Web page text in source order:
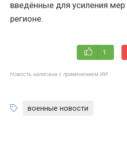
введённые для усиления
регионе.
1
Новость написана с применением ИИ
военные новости